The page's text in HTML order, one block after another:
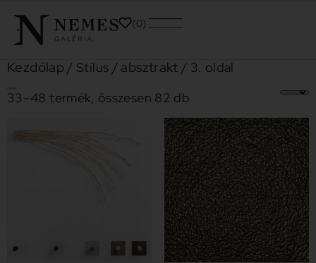
0
Kezdőlap / Stílus / absztrakt / 3. oldal
33–48 termék, összesen 82 db